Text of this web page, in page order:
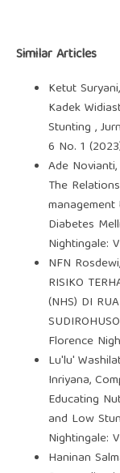
Similar Articles
Ketut
Kadek
Stunting ,
6 No. 1
Ade
The
Diabetes
Nightingale:
NFN
RISIKO
(NHS) DI
Florence
Lu'lu'
Inriyana,
Educating
and Low
Nightingale:
Haninan